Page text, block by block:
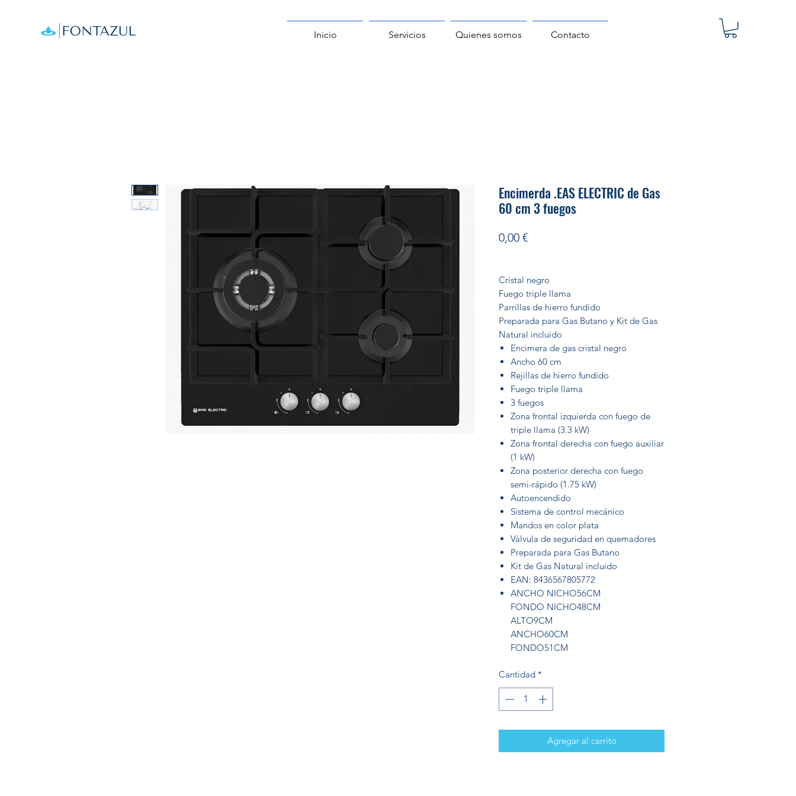
Inicio Servicios Quienes somos Contacto
Encimerda .EAS ELECTRIC de Gas
60 cm 3 fuegos
0,00 €Precio
Cristal negro
Fuego triple llama
Parrillas de hierro fundido
Preparada para Gas Butano y Kit de Gas
Natural incluido
Encimera de gas cristal negro
Ancho 60 cm
Rejillas de hierro fundido
Fuego triple llama
3 fuegos
Zona frontal izquierda con fuego de
triple llama (3.3 kW)
Zona frontal derecha con fuego auxiliar
(1 kW)
Zona posterior derecha con fuego
semi-rápido (1.75 kW)
Autoencendido
Sistema de control mecánico
Mandos en color plata
Válvula de seguridad en quemadores
Preparada para Gas Butano
Kit de Gas Natural incluido
EAN: 8436567805772
ANCHO NICHO56CM
FONDO NICHO48CM
ALTO9CM
ANCHO60CM
FONDO51CM
Cantidad *
Agregar al carrito